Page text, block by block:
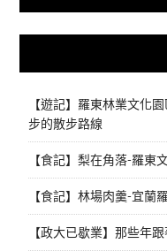
【遊記】羅東林業文化
步的散步路線
【食記】梨在角落-羅東
【食記】林場肉羹-宜蘭
【政大已歇業】那些年